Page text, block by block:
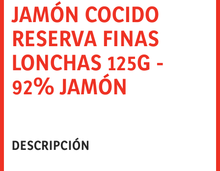
JAMÓN COCIDO
RESERVA FINAS
LONCHAS 125G -
92% JAMÓN
DESCRIPCIÓN